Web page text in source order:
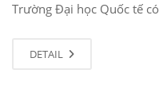
Trường Đại học Quốc tế
DETAIL